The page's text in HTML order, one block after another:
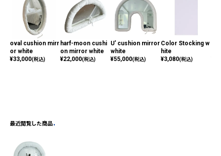
oval cushion mirr
or white
¥33,000(税込)
harf-moon cushi
on mirror white
¥22,000(税込)
U' cushion mirror
white
¥55,000(税込)
Color Stocking w
hite
¥3,080(税込)
最近閲覧した商品